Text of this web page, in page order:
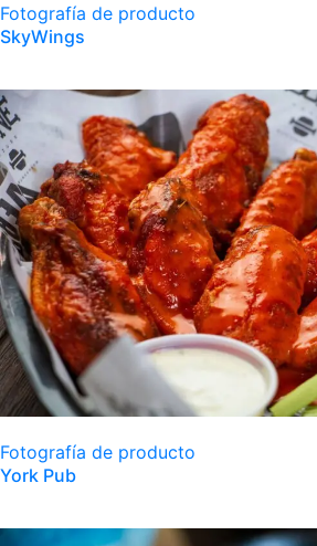
Fotografía de producto
SkyWings
Fotografía de producto
York Pub